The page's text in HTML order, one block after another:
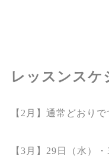
レッスンスケ
【2月】通常どおりで
【3月】29日（水）